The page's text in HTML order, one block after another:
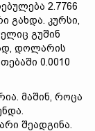
2.7766
გახდა. კურსი,
გუშინ
დოლარის
0.0010
მაშინ, როცა
შეადგინა.